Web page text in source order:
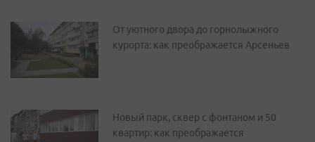
От уютного двора до горнолыжного
курорта: как преображается Арсеньев
Новый парк, сквер с фонтаном и 50
квартир: как преображается